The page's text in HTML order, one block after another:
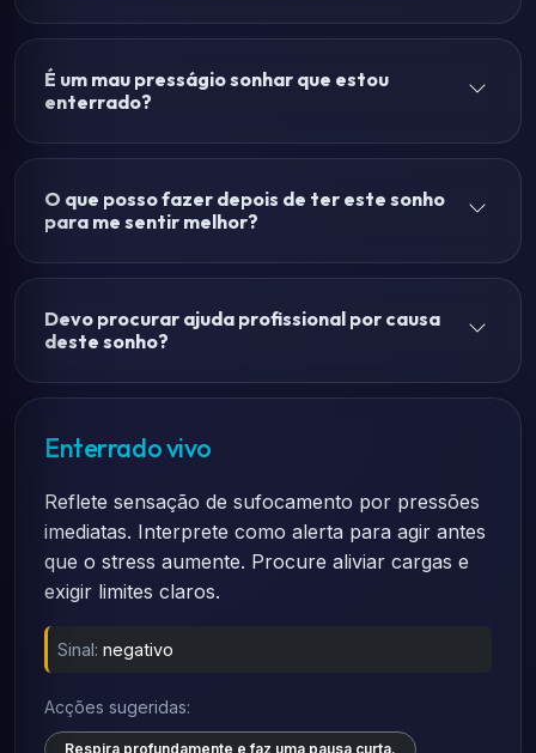
É um mau presságio sonhar que estou
enterrado?
O que posso fazer depois de ter este sonho
para me sentir melhor?
Devo procurar ajuda profissional por causa
deste sonho?
Enterrado vivo
Reflete sensação de sufocamento por pressões
imediatas. Interprete como alerta para agir antes
que o stress aumente. Procure aliviar cargas e
exigir limites claros.
Sinal: negativo
Acções sugeridas:
Respira profundamente e faz uma pausa curta.